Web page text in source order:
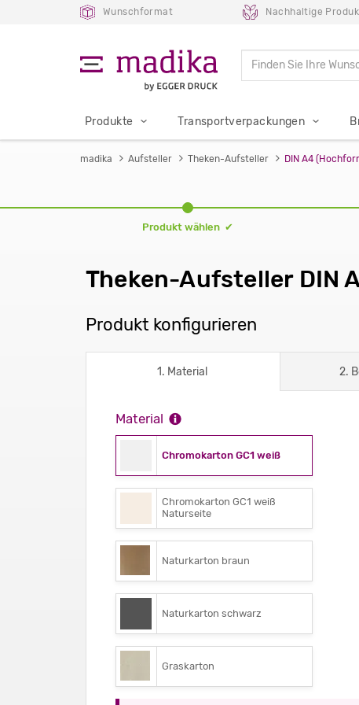
Wunschformat Nachhaltige
Produkte Transportverpackungen
madika Aufsteller Theken-Aufsteller DIN A4
Produkt wählen ✔
Theken-Aufsteller DIN
Produkt konfigurieren
1. Material 2.
Material
Chromokarton GC1 weiß
Chromokarton GC1 weiß
Naturseite
Naturkarton braun
Naturkarton schwarz
Graskarton